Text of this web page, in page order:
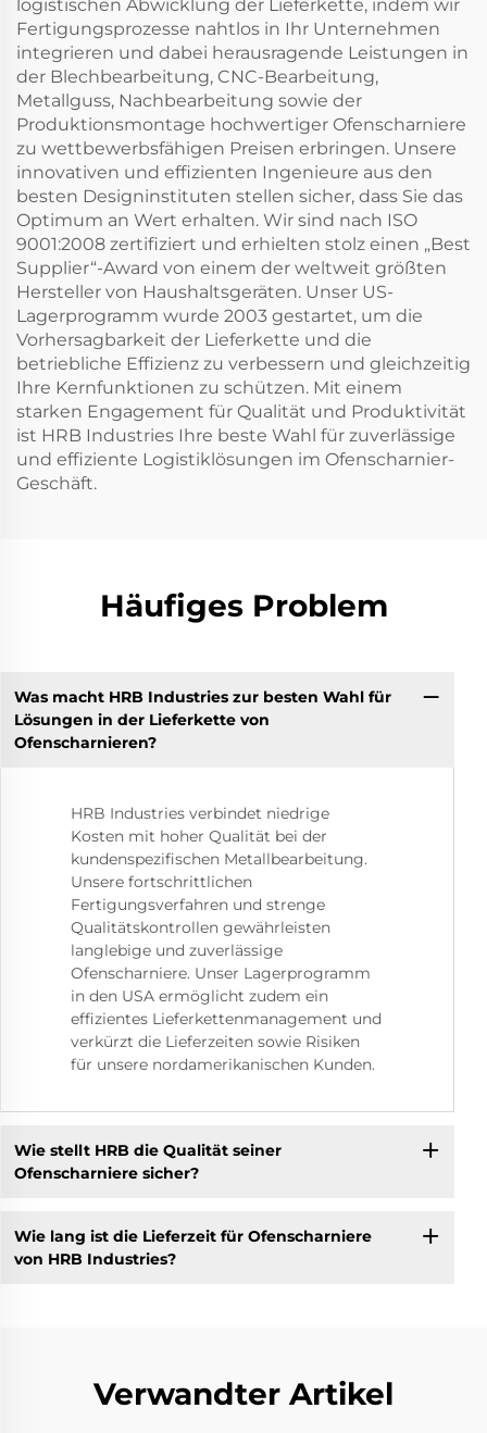
logistischen Abwicklung der Lieferkette, indem wir
Fertigungsprozesse nahtlos in Ihr Unternehmen
integrieren und dabei herausragende Leistungen in
der Blechbearbeitung, CNC-Bearbeitung,
Metallguss, Nachbearbeitung sowie der
Produktionsmontage hochwertiger Ofenscharniere
zu wettbewerbsfähigen Preisen erbringen. Unsere
innovativen und effizienten Ingenieure aus den
besten Designinstituten stellen sicher, dass Sie das
Optimum an Wert erhalten. Wir sind nach ISO
9001:2008 zertifiziert und erhielten stolz einen „Best
Supplier“-Award von einem der weltweit größten
Hersteller von Haushaltsgeräten. Unser US-
Lagerprogramm wurde 2003 gestartet, um die
Vorhersagbarkeit der Lieferkette und die
betriebliche Effizienz zu verbessern und gleichzeitig
Ihre Kernfunktionen zu schützen. Mit einem
starken Engagement für Qualität und Produktivität
ist HRB Industries Ihre beste Wahl für zuverlässige
und effiziente Logistiklösungen im Ofenscharnier-
Geschäft.
Häufiges Problem
Was macht HRB Industries zur besten Wahl für
Lösungen in der Lieferkette von
Ofenscharnieren?
HRB Industries verbindet niedrige
Kosten mit hoher Qualität bei der
kundenspezifischen Metallbearbeitung.
Unsere fortschrittlichen
Fertigungsverfahren und strenge
Qualitätskontrollen gewährleisten
langlebige und zuverlässige
Ofenscharniere. Unser Lagerprogramm
in den USA ermöglicht zudem ein
effizientes Lieferkettenmanagement und
verkürzt die Lieferzeiten sowie Risiken
für unsere nordamerikanischen Kunden.
Wie stellt HRB die Qualität seiner
Ofenscharniere sicher?
Wie lang ist die Lieferzeit für Ofenscharniere
von HRB Industries?
Verwandter Artikel